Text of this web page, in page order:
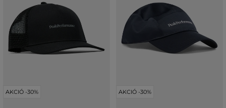
AKCIÓ -30% AKCIÓ -30%